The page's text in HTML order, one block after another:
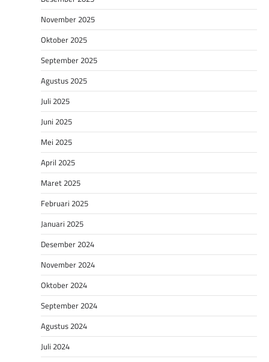
November 2025
Oktober 2025
September 2025
Agustus 2025
Juli 2025
Juni 2025
Mei 2025
April 2025
Maret 2025
Februari 2025
Januari 2025
Desember 2024
November 2024
Oktober 2024
September 2024
Agustus 2024
Juli 2024